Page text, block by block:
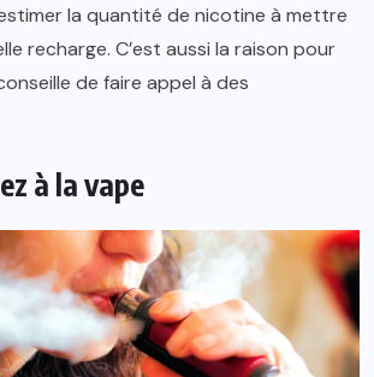
la quantité de nicotine à mettre
recharge. C’est aussi la raison pour
de faire appel à des
à la vape